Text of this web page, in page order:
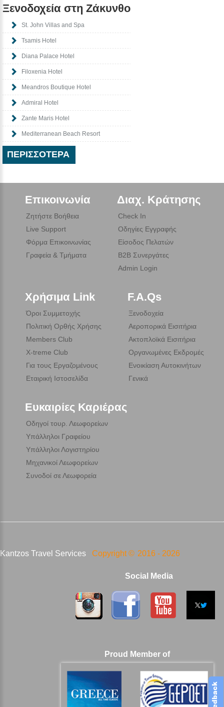
Ξενοδοχεία στη Ζάκυνθο
St. John Villas and Spa
Tsamis Hotel
Diana Palace Hotel
Filoxenia Hotel
Meandros Boutique Hotel
Admiral Hotel
Zante Maris Hotel
Mediterranean Beach Resort
ΠΕΡΙΣΣΌΤΕΡΑ
Επικοινωνία
Ζητήστε Βοήθεια
Live Support
Φόρμα Επικοινωνίας
Γραφεία & Τμήματα
Διαχ. Κράτησης
Check In
Οδηγίες Εγγραφής
Είσοδος Πελατών
B2B Συνεργάτες
Admin Login
Χρήσιμα Link
Όροι Συμμετοχής
Πολιτική Ορθής Χρήσης
Members Club
X-treme Club
Για τους Εργαζομένους
Εταιρική Ιστοσελίδα
F.A.Qs
Ξενοδοχεία
Αεροπορικά Εισιτήρια
Ακτοπλοϊκά Εισιτήρια
Οργανωμένες Εκδρομές
Ενοικίαση Αυτοκινήτων
Γενικά
Ευκαιρίες Καριέρας
Οδηγοί τουρ. Λεωφορείων
Υπάλληλοι Γραφείου
Υπάλληλοι Λογιστηρίου
Μηχανικοί Λεωφορείων
Συνοδοί σε Λεωφορεία
Kantzos Travel Services Copyright © 2016 - 2026
Social Media
Proud Member of